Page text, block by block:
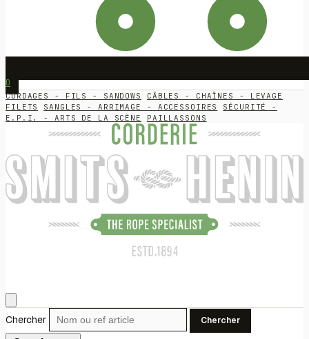
0
CORDAGES - FILS - SANDOWS
CÂBLES - CHAÎNES - LEVAGE
FILETS
SANGLES - ARRIMAGE - ACCESSOIRES
SÉCURITÉ -
E.P.I. - ARTS DE LA SCÈNE
PAILLASSONS
Chercher Chercher